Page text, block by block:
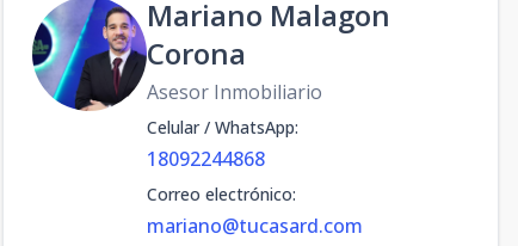
Mariano Malagon
Corona
Asesor Inmobiliario
Celular / WhatsApp:
18092244868
Correo electrónico:
mariano@tucasard.com